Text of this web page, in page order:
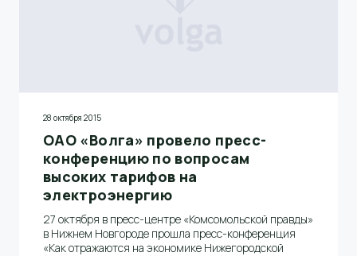
28 октября 2015
ОАО «Волга» провело пресс-
конференцию по вопросам
высоких тарифов на
электроэнергию
27 октября в пресс-центре «Комсомольской правды»
в Нижнем Новгороде прошла пресс-конференция
«Как отражаются на экономике Нижегородской